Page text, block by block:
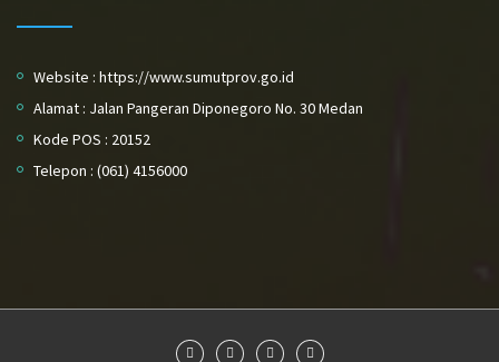
Website : https://www.sumutprov.go.id
Alamat : Jalan Pangeran Diponegoro No. 30 Medan
Kode POS : 20152
Telepon : (061) 4156000